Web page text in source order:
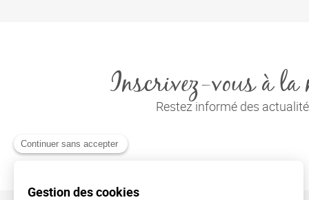
Inscrivez-vous à la
Restez informé des